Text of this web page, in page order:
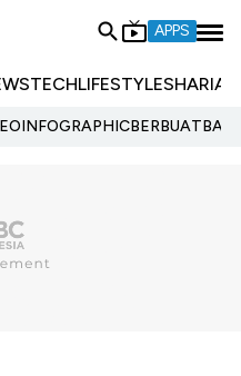
APPS
TECHLIFESTYLESHARIA
INFOGRAPHIC